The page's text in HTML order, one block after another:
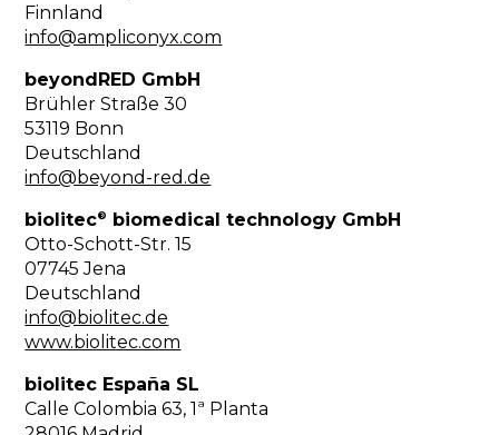
Finnland
info@ampliconyx.com
beyondRED GmbH
Brühler Straße 30
53119 Bonn
Deutschland
info@beyond-red.de
biolitec®
biomedical technology GmbH
Otto-Schott-Str. 15
07745 Jena
Deutschland
info@biolitec.de
www.biolitec.com
biolitec España SL
Calle Colombia 63, 1ª Planta